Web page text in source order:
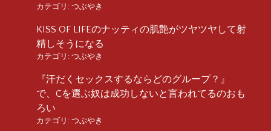
カテゴリ: つぶやき
KISS OF LIFEのナッティの肌艶がツヤツヤして射
精しそうになる
カテゴリ: つぶやき
『汗だくセックスするならどのグループ？』
で、Cを選ぶ奴は成功しないと言われてるのおも
ろい
カテゴリ: つぶやき